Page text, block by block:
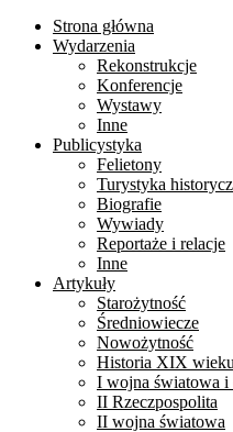
Strona główna
Wydarzenia
Rekonstrukcje
Konferencje
Wystawy
Inne
Publicystyka
Felietony
Turystyka
Biografie
Wywiady
Reportaże i relacje
Inne
Artykuły
Starożytność
Średniowiecze
Nowożytność
Historia XIX
I wojna światowa i
II Rzeczpospolita
II wojna światowa